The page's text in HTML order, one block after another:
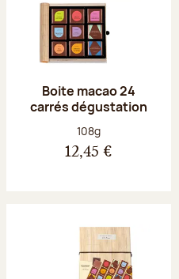
Boite macao 24
carrés dégustation
Poids net :
108g
12,45 €